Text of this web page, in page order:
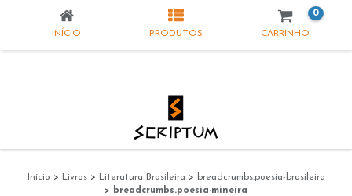
INÍCIO PRODUTOS CARRINHO
0
Início > Livros > Literatura Brasileira > breadcrumbs.poesia-brasileira
> breadcrumbs.poesia-mineira